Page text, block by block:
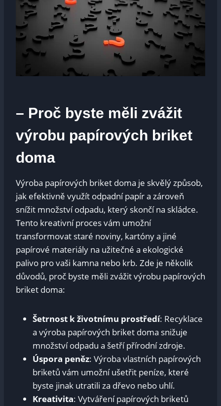
– Proč byste měli zvážit
výrobu papírových briket
doma
Výroba papírových briket doma je skvělý způsob,
jak efektivně ‍využít odpadní papír a zároveň
snížit množství odpadu, který skončí na skládce.⁣
Tento kreativní proces‌ vám umožní
transformovat‍ staré noviny, kartóny a jiné
papírové materiály na užitečné a ekologické
palivo pro ⁤vaši kamna ⁢nebo krb. Zde je několik
důvodů, proč byste měli zvážit výrobu‌ papírových
briket doma:
Šetrnost k životnímu prostředí: Recyklace
⁣a výroba papírových ⁣briket doma snižuje
množství odpadu a šetří přírodní zdroje.
Úspora⁢ peněz: Výroba vlastních papírových
briketů vám umožní ušetřit‌ peníze, které
byste jinak utratili za dřevo nebo uhlí.
Kreativita: Vytváření papírových briketů